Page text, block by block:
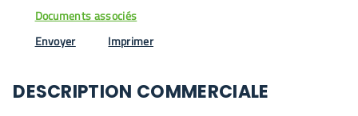
Documents associés
Envoyer
Imprimer
DESCRIPTION COMMERCIALE